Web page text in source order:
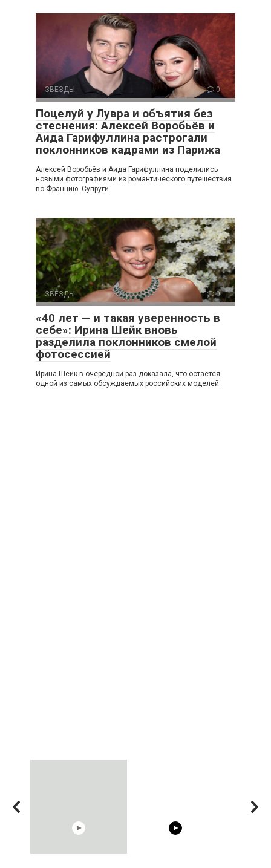
ЗВЕЗДЫ 0
Поцелуй у Лувра и объятия без
стеснения: Алексей Воробьёв и
Аида Гарифуллина растрогали
поклонников кадрами из Парижа
Алексей Воробьёв и Аида Гарифуллина поделились
новыми фотографиями из романтического путешествия
во Францию. Супруги
ЗВЕЗДЫ 0
«40 лет — и такая уверенность в
себе»: Ирина Шейк вновь
разделила поклонников смелой
фотосессией
Ирина Шейк в очередной раз доказала, что остается
одной из самых обсуждаемых российских моделей